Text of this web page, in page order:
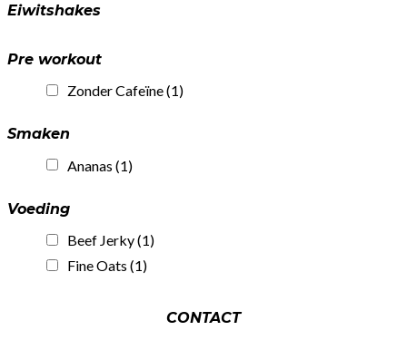
Eiwitshakes
Pre workout
Zonder Cafeïne(1)
Smaken
Ananas (1)
Voeding
Beef Jerky(1)
Fine Oats (1)
CONTACT